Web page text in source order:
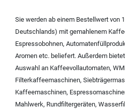
Sie werden ab einem Bestellwert von
Deutschlands) mit gemahlenem
Espressobohnen,
Aromen etc. beliefert. Außerdem
Auswahl an Kaffeevollautomaten,
Filterkaffeemaschinen,
Kaffeemaschinen,
Mahlwerk, Rundfiltergeräten,